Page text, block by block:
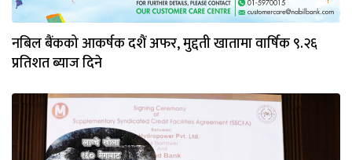
नबिल बैंकको आकर्षक दशैं अफर, मुद्दती खातामा वार्षिक ९.२६
प्रतिशत ब्याज दिने